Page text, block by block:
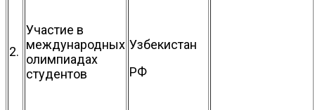
2.
Участие в
международных
олимпиадах
студентов
Узбекистан
РФ